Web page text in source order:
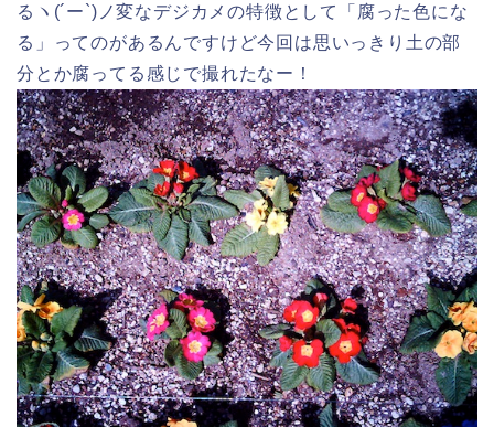
るヽ(´ー`)ノ変なデジカメの特徴として「腐った色にな
る」ってのがあるんですけど今回は思いっきり土の部
分とか腐ってる感じで撮れたなー！